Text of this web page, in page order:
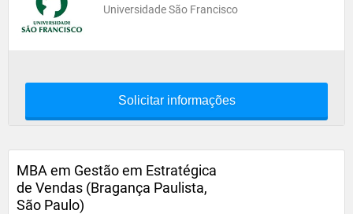
Universidade São Francisco
Solicitar informações
MBA em Gestão em Estratégica
de Vendas (Bragança Paulista,
São Paulo)